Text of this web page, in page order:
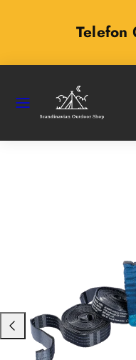
SPEISEKARTE
Nach
links
schieben